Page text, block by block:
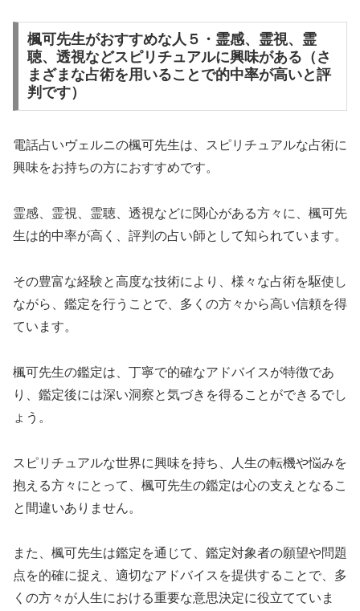
楓可先生がおすすめな人５・霊感、霊視、霊
聴、透視などスピリチュアルに興味がある（さ
まざまな占術を用いることで的中率が高いと評
判です）
電話占いヴェルニの楓可先生は、スピリチュアルな占術に
興味をお持ちの方におすすめです。
霊感、霊視、霊聴、透視などに関心がある方々に、楓可先
生は的中率が高く、評判の占い師として知られています。
その豊富な経験と高度な技術により、様々な占術を駆使し
ながら、鑑定を行うことで、多くの方々から高い信頼を得
ています。
楓可先生の鑑定は、丁寧で的確なアドバイスが特徴であ
り、鑑定後には深い洞察と気づきを得ることができるでし
ょう。
スピリチュアルな世界に興味を持ち、人生の転機や悩みを
抱える方々にとって、楓可先生の鑑定は心の支えとなるこ
と間違いありません。
また、楓可先生は鑑定を通じて、鑑定対象者の願望や問題
点を的確に捉え、適切なアドバイスを提供することで、多
くの方々が人生における重要な意思決定に役立てていま